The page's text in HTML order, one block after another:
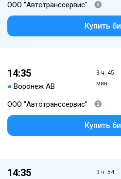
ООО "Автотранссервис"
Купить
14:35
● Воронеж АВ
3 ч. 45
мин.
ООО "Автотранссервис"
Купить
14:35
3 ч. 54